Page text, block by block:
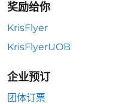
奖励给你
KrisFlyer
KrisFlyerUOB
企业预订
团体订票